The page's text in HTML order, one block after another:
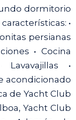
dormitorio
•
persianas
• Cocina
•
acondicionado
de Yacht Club
Yacht Club